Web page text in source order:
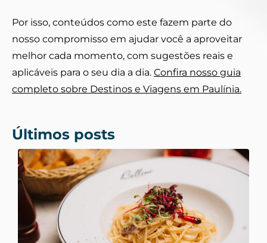
Por isso, conteúdos como este fazem parte do
nosso compromisso em ajudar você a aproveitar
melhor cada momento, com sugestões reais e
aplicáveis para o seu dia a dia. Confira nosso guia
completo sobre Destinos e Viagens em Paulínia.
Últimos posts